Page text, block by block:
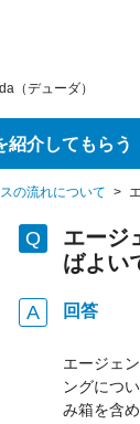
（デューダ）
紹介してもらう
の流れについて >
エージ
ばよい
回答
エージェ
ングにつ
み箱を含